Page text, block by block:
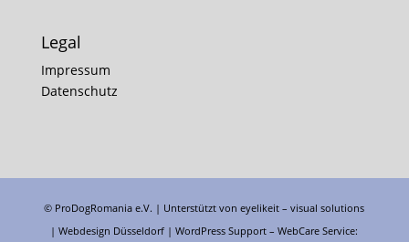
Legal
Impressum
Datenschutz
© ProDogRomania e.V. | Unterstützt voneyelikeit – visual solutions
| Webdesign Düsseldorf |WordPress Support – WebCare Service: